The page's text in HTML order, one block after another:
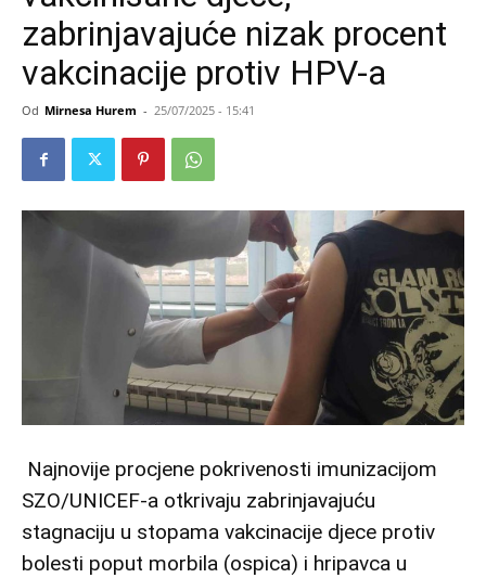
zabrinjavajuće nizak procent
vakcinacije protiv HPV-a
Od Mirnesa Hurem - 25/07/2025 - 15:41
Najnovije procjene pokrivenosti imunizacijom
SZO/UNICEF-a otkrivaju zabrinjavajuću
stagnaciju u stopama vakcinacije djece protiv
bolesti poput morbila (ospica) i hripavca u